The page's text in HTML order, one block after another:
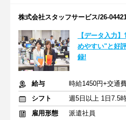
株式会社スタッフサービス/26-
【データ入力
めやすい"と好
録!
給与
時給1450円+交通
シフト
週5日以上 1日7.5
雇用形態
派遣社員